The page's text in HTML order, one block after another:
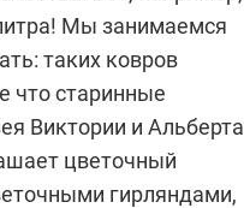
Мы занимаемся
таких ковров
что старинные
Виктории и Альберта
цветочный
гирляндами,